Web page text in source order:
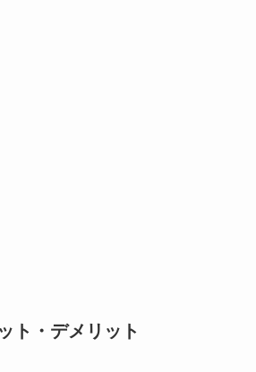
ト・デメリット